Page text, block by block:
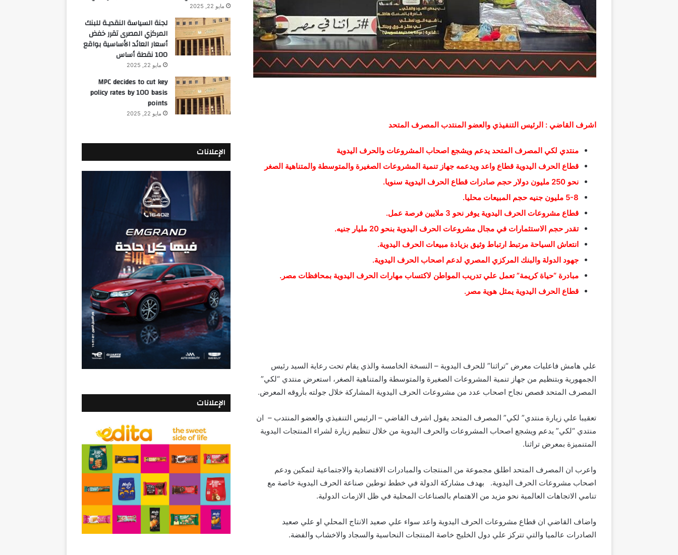
اشرف القاضي : الرئيس التنفيذي والعضو المنتدب المصرف المتحد
منتدي لكي المصرف المتحد يدعم ويشجع اصحاب المشروعات والحرف اليدوية
قطاع الحرف اليدوية قطاع واعد ويدعمه جهاز تنمية المشروعات الصغيرة والمتوسطة والمتناهية الصغر
نحو 250 مليون دولار حجم صادرات قطاع الحرف اليدوية سنويا.
5-8 مليون جنيه حجم المبيعات محليا.
قطاع مشروعات الحرف اليدوية يوفر نحو 3 ملايين فرصة عمل.
تقدر حجم الاستثمارات في مجال مشروعات الحرف اليدوية بنحو 20 مليار جنيه.
انتعاش السياحة مرتبط ارتباط وثيق بزيادة مبيعات الحرف اليدوية.
جهود الدولة والبنك المركزي المصري لدعم اصحاب الحرف اليدوية.
مبادرة “حياة كريمة” تعمل علي تدريب المواطن لاكتساب مهارات الحرف اليدوية بمحافظات مصر.
قطاع الحرف اليدوية يمثل هوية مصر.
علي هامش فاعليات معرض “تراثنا” للحرف اليدوية – النسخة الخامسة والذي يقام تحت رعاية السيد رئيس
الجمهورية وبتنظيم من جهاز تنمية المشروعات الصغيرة والمتوسطة والمتناهية الصغر، استعرض منتدي “لكي”
المصرف المتحد قصص نجاح اصحاب عدد من مشروعات الحرف اليدوية المشاركة خلال جولته بأروقه المعرض.
تعقيبا علي زيارة منتدي” لكي” المصرف المتحد يقول اشرف القاضي – الرئيس التنفيذي والعضو المنتدب – ان
منتدي “لكي” يدعم ويشجع اصحاب المشروعات والحرف اليدوية من خلال تنظيم زيارة لشراء المنتجات اليدوية
المتنميزة بمعرض تراثنا.
واعرب ان المصرف المتحد اطلق مجموعة من المنتجات والمبادرات الاقتصادية والاجتماعية لتمكين ودعم
اصحاب مشروعات الحرف اليدوية. بهدف مشاركة الدولة في خطط توطين صناعة الحرف اليدوية خاصة مع
تنامي الاتجاهات العالمية نحو مزيد من الاهتمام بالصناعات المحلية في ظل الازمات الدولية.
واضاف القاضي ان قطاع مشروعات الحرف اليدوية واعد سواء علي صعيد الانتاج المحلي او علي صعيد
الصادرات عالميا والتي تتركز علي دول الخليج خاصة المنتجات النحاسية والسجاد والاخشاب والفضة.
مايو 22, 2025
لجنة السياسة النقديـة للبنك
المركزي المصرى تقرر خفض
أسعار العائد الأساسية بواقع
100 نقطة أساس
مايو 22, 2025
MPC decides to cut key
policy rates by 100 basis
points
مايو 22, 2025
الإعلانات
الإعلانات